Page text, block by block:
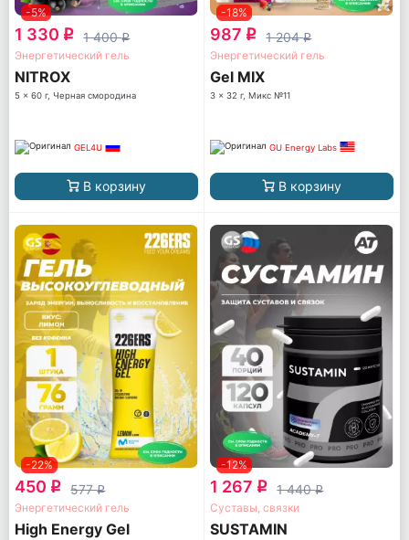
-5%
1 330 q 1 400q
Энергетический гель
NITROX
5 x 60 г, Черная смородина
GEL4U
В корзину
-18%
987 q 1 204q
Энергетический гель
Gel MIX
3 x 32 г, Микс №11
GU Energy Labs
В корзину
-22%
450 q 577q
Энергетический гель
High Energy Gel
-12%
1 267 q 1 440q
Суставы, связки
SUSTAMIN